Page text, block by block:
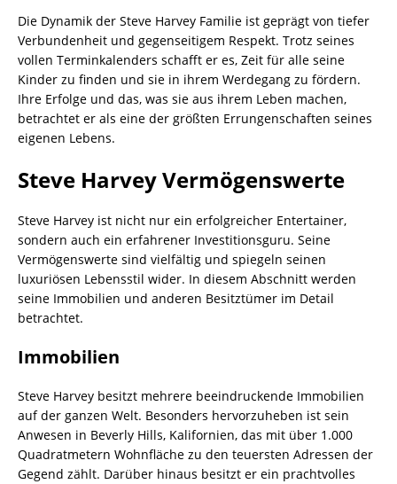
Die Dynamik der Steve Harvey Familie ist geprägt von tiefer
Verbundenheit und gegenseitigem Respekt. Trotz seines
vollen Terminkalenders schafft er es, Zeit für alle seine
Kinder zu finden und sie in ihrem Werdegang zu fördern.
Ihre Erfolge und das, was sie aus ihrem Leben machen,
betrachtet er als eine der größten Errungenschaften seines
eigenen Lebens.
Steve Harvey Vermögenswerte
Steve Harvey ist nicht nur ein erfolgreicher Entertainer,
sondern auch ein erfahrener Investitionsguru. Seine
Vermögenswerte sind vielfältig und spiegeln seinen
luxuriösen Lebensstil wider. In diesem Abschnitt werden
seine Immobilien und anderen Besitztümer im Detail
betrachtet.
Immobilien
Steve Harvey besitzt mehrere beeindruckende Immobilien
auf der ganzen Welt. Besonders hervorzuheben ist sein
Anwesen in Beverly Hills, Kalifornien, das mit über 1.000
Quadratmetern Wohnfläche zu den teuersten Adressen der
Gegend zählt. Darüber hinaus besitzt er ein prachtvolles